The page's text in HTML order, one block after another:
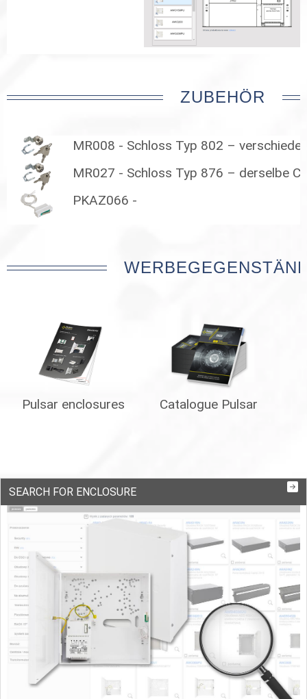
ZUBEHÖR
MR008 - Schloss Typ 802 –
MR027 - Schloss Typ 876 – derselbe
PKAZ066 -
Pulsar enclosures Catalogue Pulsar
SEARCH FOR ENCLOSURE